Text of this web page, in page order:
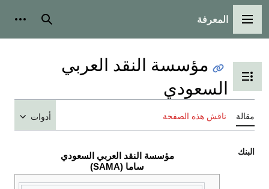
القائمة الرئيسية
المعرفة بحث
تبديل عرض جدول المحتويات
مؤسسة النقد العربي
السعودي
مقالة ناقش هذه الصفحة أدوات
مؤسسة النقد العربي السعودي
ساما (SAMA)
البنك